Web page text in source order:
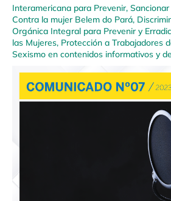
Interamericana para Prevenir,
Contra la mujer Belem do Pará,
Orgánica Integral para Prevenir y
las Mujeres, Protección a Trabajadores
Sexismo en contenidos informativos y